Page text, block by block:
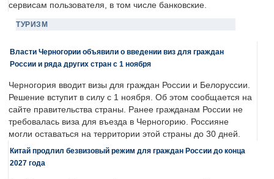
сервисам пользователя, в том числе банковские.
ТУРИЗМ
Власти Черногории объявили о введении виз для граждан
России и ряда других стран с 1 ноября
Черногория вводит визы для граждан России и Белоруссии.
Решение вступит в силу с 1 ноября. Об этом сообщается на
сайте правительства страны. Ранее гражданам России не
требовалась виза для въезда в Черногорию. Россияне
могли оставаться на территории этой страны до 30 дней.
Китай продлил безвизовый режим для граждан России до конца
2027 года